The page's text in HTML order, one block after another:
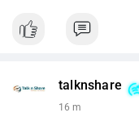
#vlikevn #titanbot
talknshare
16 m